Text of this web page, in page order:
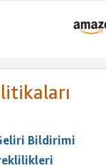
Bildirimi